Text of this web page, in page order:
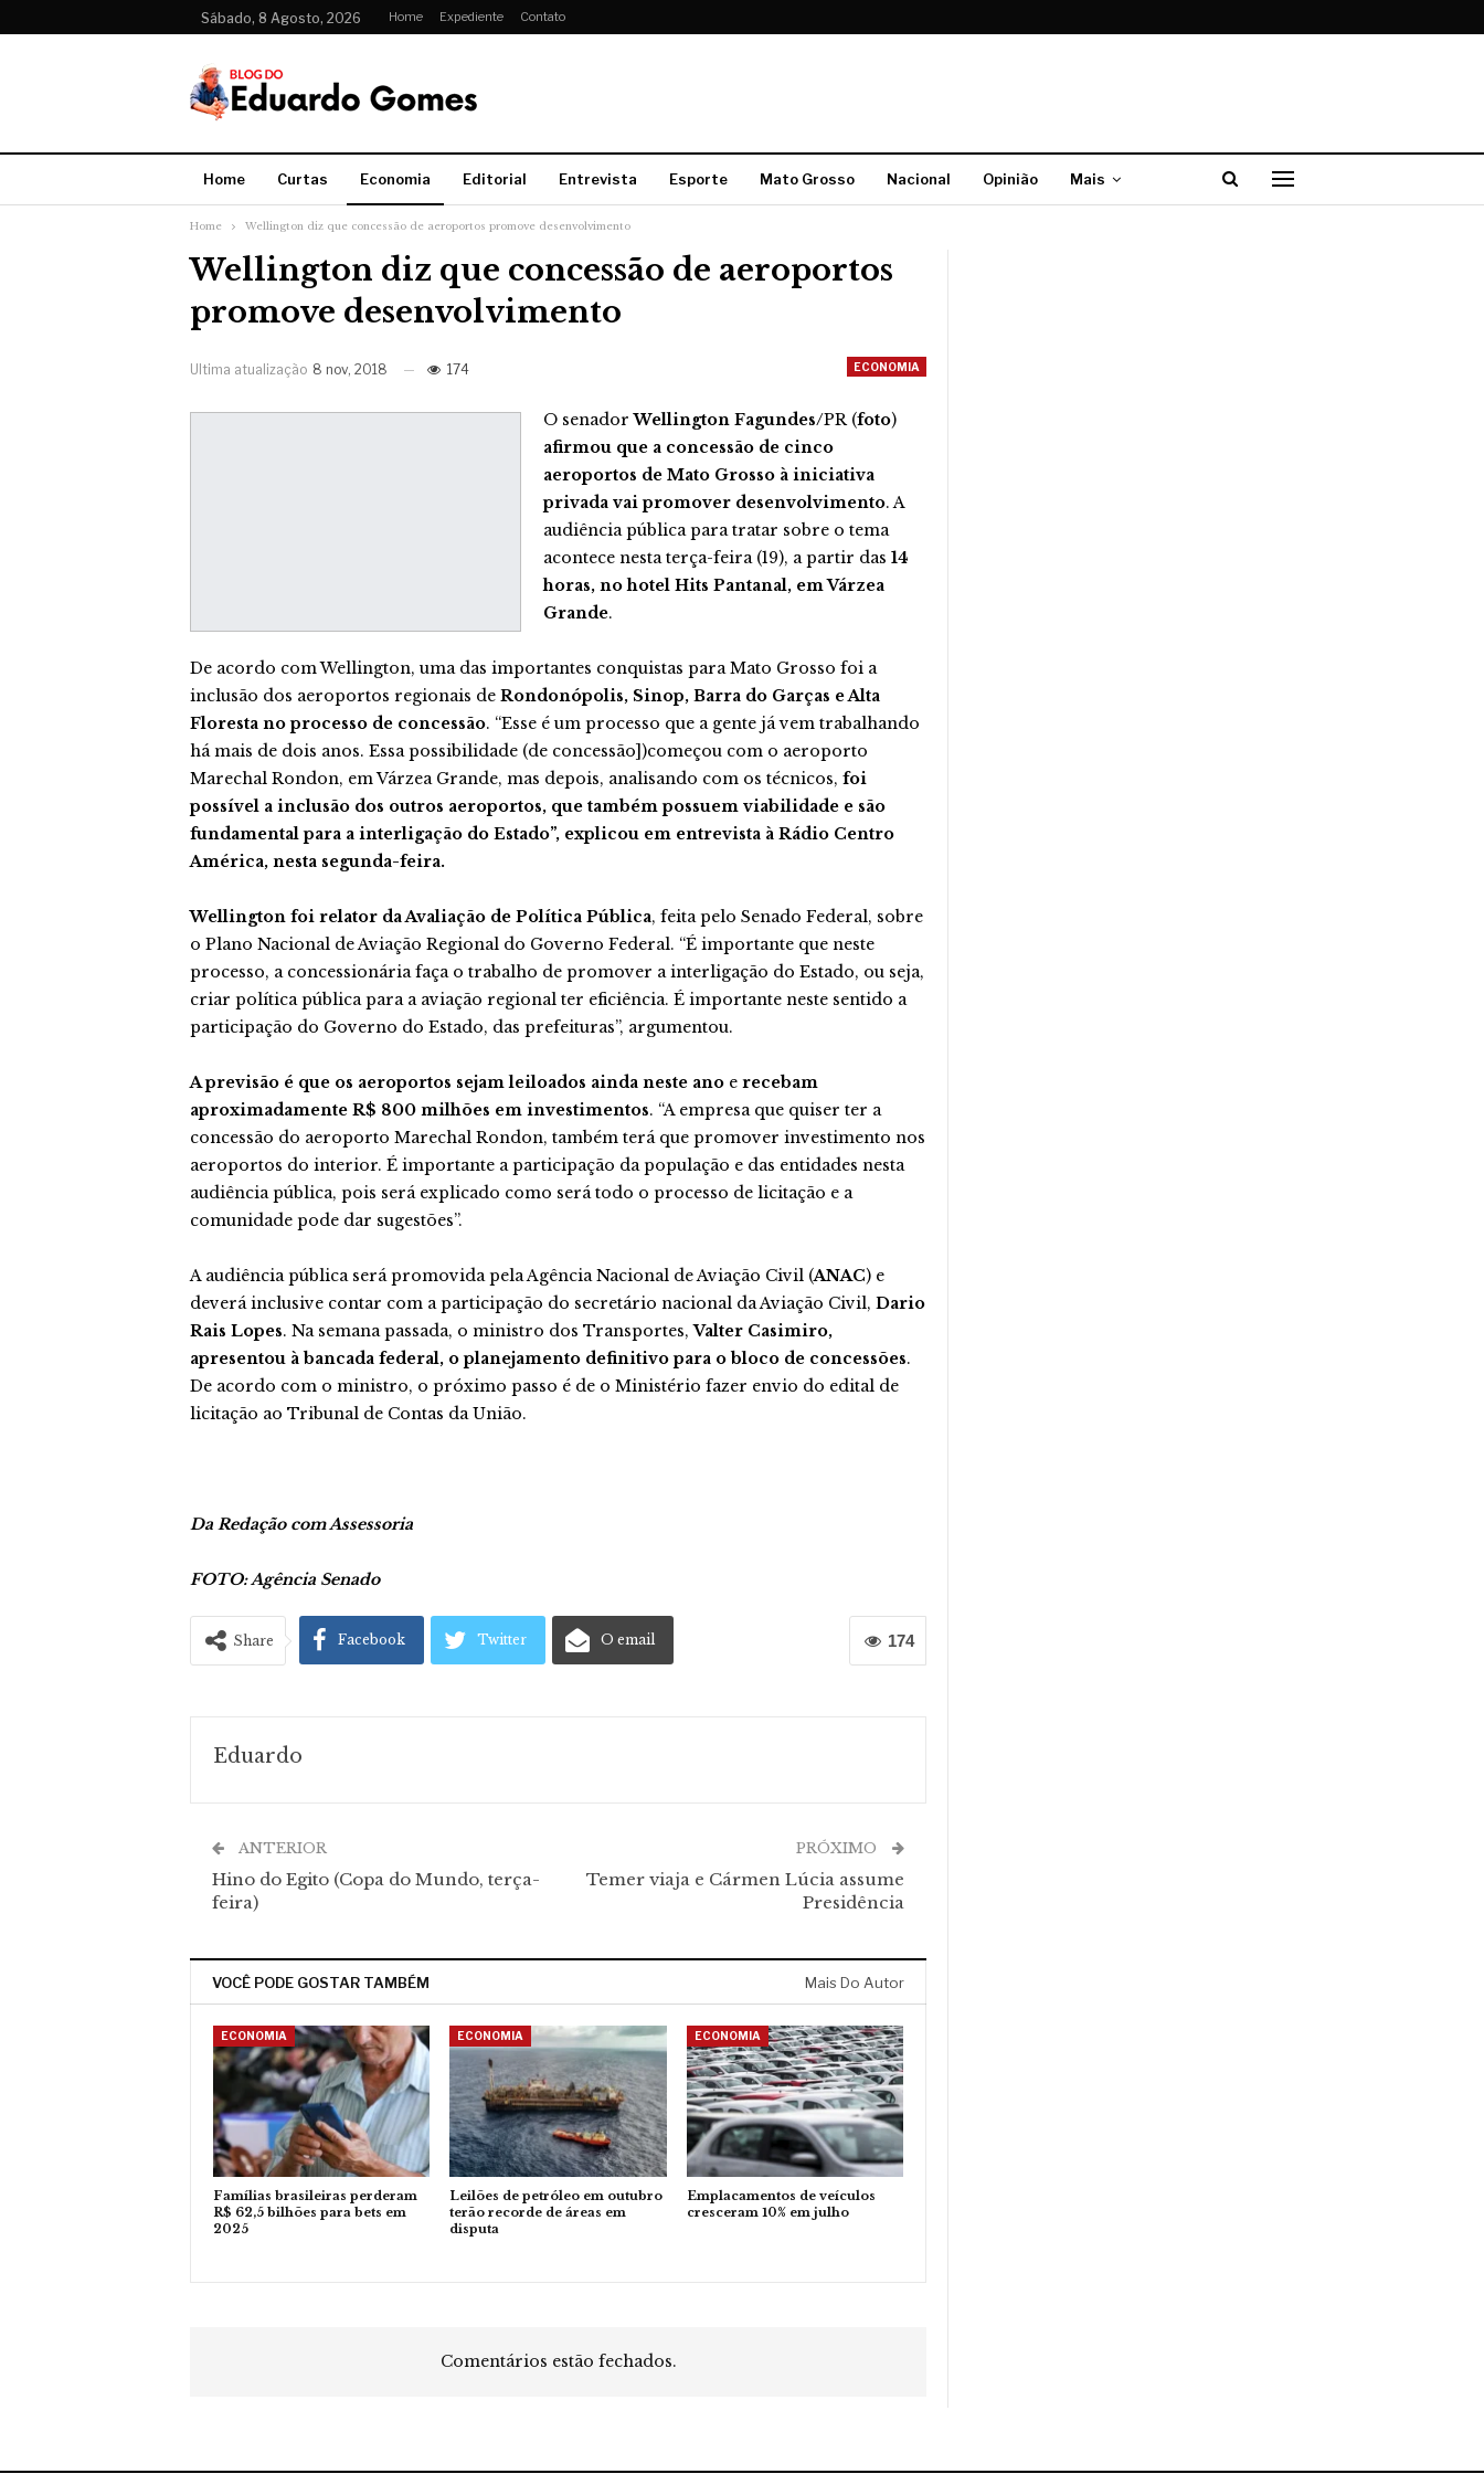
Sábado, 8 Agosto, 2026 Home Expediente Contato
Home Curtas Economia Editorial Entrevista Esporte Mato Grosso Nacional Opinião Mais
Home Wellington diz que concessão de aeroportos promove desenvolvimento
Wellington diz que concessão de aeroportos
promove desenvolvimento
ECONOMIA
Ultima atualização 8 nov, 2018 174
O senadorWellington Fagundes/PR (foto)
afirmou que a concessão de cinco
aeroportos de Mato Grosso à iniciativa
privada vai promover desenvolvimento. A
audiência pública para tratar sobre o tema
acontece nesta terça-feira (19), a partir das 14
horas, no hotel Hits Pantanal, em Várzea
Grande.
De acordo com Wellington, uma das importantes conquistas para Mato Grosso foi a
inclusão dos aeroportos regionais de Rondonópolis, Sinop, Barra do Garças e Alta
Floresta no processo de concessão. “Esse é um processo que a gente já vem trabalhando
há mais de dois anos. Essa possibilidade (de concessão])começou com o aeroporto
Marechal Rondon, em Várzea Grande, mas depois, analisando com os técnicos, foi
possível a inclusão dos outros aeroportos, que também possuem viabilidade e são
fundamental para a interligação do Estado”, explicou em entrevista à Rádio Centro
América, nesta segunda-feira.
Wellington foi relator da Avaliação de Política Pública, feita pelo Senado Federal, sobre
o Plano Nacional de Aviação Regional do Governo Federal. “É importante que neste
processo, a concessionária faça o trabalho de promover a interligação do Estado, ou seja,
criar política pública para a aviação regional ter eficiência. É importante neste sentido a
participação do Governo do Estado, das prefeituras”, argumentou.
A previsão é que os aeroportos sejam leiloados ainda neste ano e recebam
aproximadamente R$ 800 milhões em investimentos. “A empresa que quiser ter a
concessão do aeroporto Marechal Rondon, também terá que promover investimento nos
aeroportos do interior. É importante a participação da população e das entidades nesta
audiência pública, pois será explicado como será todo o processo de licitação e a
comunidade pode dar sugestões”.
A audiência pública será promovida pela Agência Nacional de Aviação Civil (ANAC) e
deverá inclusive contar com a participação do secretário nacional da Aviação Civil, Dario
Rais Lopes. Na semana passada, o ministro dos Transportes,Valter Casimiro,
apresentou à bancada federal, o planejamento definitivo para o bloco de concessões.
De acordo com o ministro, o próximo passo é de o Ministério fazer envio do edital de
licitação ao Tribunal de Contas da União.
Da Redação com Assessoria
FOTO: Agência Senado
174
Share Facebook Twitter O email
Eduardo
ANTERIOR
Hino do Egito (Copa do Mundo, terça-
feira)
PRÓXIMO
Temer viaja e Cármen Lúcia assume
Presidência
VOCÊ PODE GOSTAR TAMBÉM Mais Do Autor
ECONOMIA
Famílias brasileiras perderam
R$ 62,5 bilhões para bets em
2025
ECONOMIA
Leilões de petróleo em outubro
terão recorde de áreas em
disputa
ECONOMIA
Emplacamentos de veículos
cresceram 10% em julho
Comentários estão fechados.